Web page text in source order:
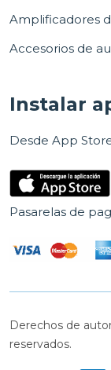
Amplificadores
Accesorios de
Instalar
Desde App
Pasarelas de
Derechos de
reservados.